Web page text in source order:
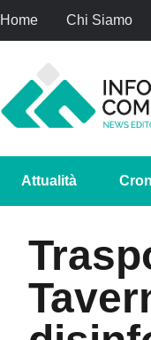
Home Chi Siamo
Attualità